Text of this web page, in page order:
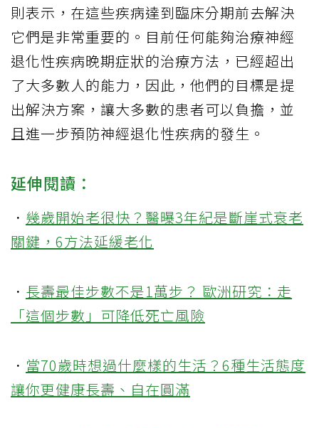
則表示，在這些疾病達到臨床分期前去解決
它們是非常重要的。目前任何能夠治療神經
退化性疾病晚期症狀的治療方法，已經超出
了大多數人的能力，因此，他們的目標是提
出解決方案，讓大多數的患者可以負擔，並
且進一步預防神經退化性疾病的發生。
延伸閱讀：
． 幾歲開始老很快？醫曝3年紀是斷崖式衰老
關鍵，6方法延緩老化
． 長壽最佳步數不是1萬步？ 歐洲研究：走
「這個步數」可降低死亡風險
． 當70歲時想過什麼樣的生活？6種生活態度
讓你更健康長壽、自在圓滿